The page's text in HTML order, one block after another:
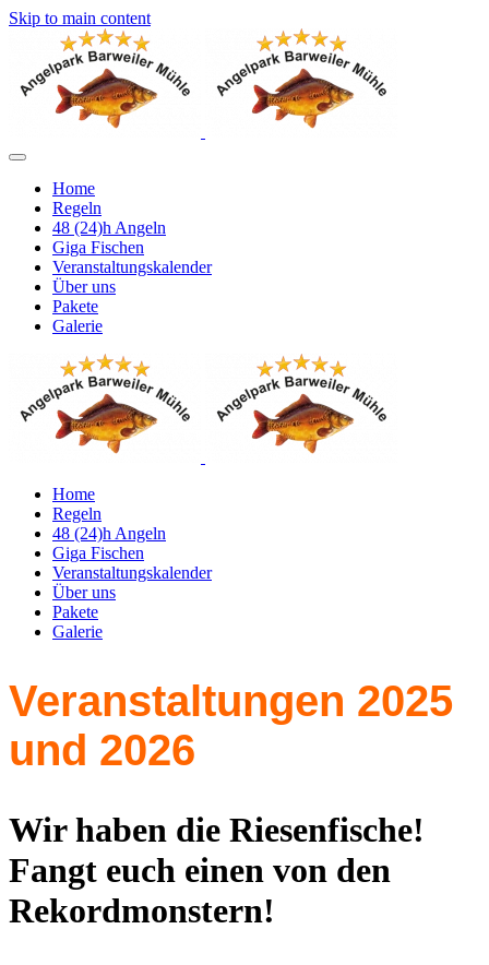
Skip to main content
Home
Regeln
48 (24)h Angeln
Giga Fischen
Veranstaltungskalender
Über uns
Pakete
Galerie
Home
Regeln
48 (24)h Angeln
Giga Fischen
Veranstaltungskalender
Über uns
Pakete
Galerie
Veranstaltungen 2025
und 2026
Wir haben die Riesenfische!
Fangt euch einen von den
Rekordmonstern!